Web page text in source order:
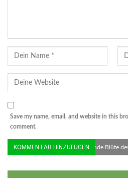
© MMB/Below | Nachts blühende Blüte
Save my name, email, and website in this
comment.